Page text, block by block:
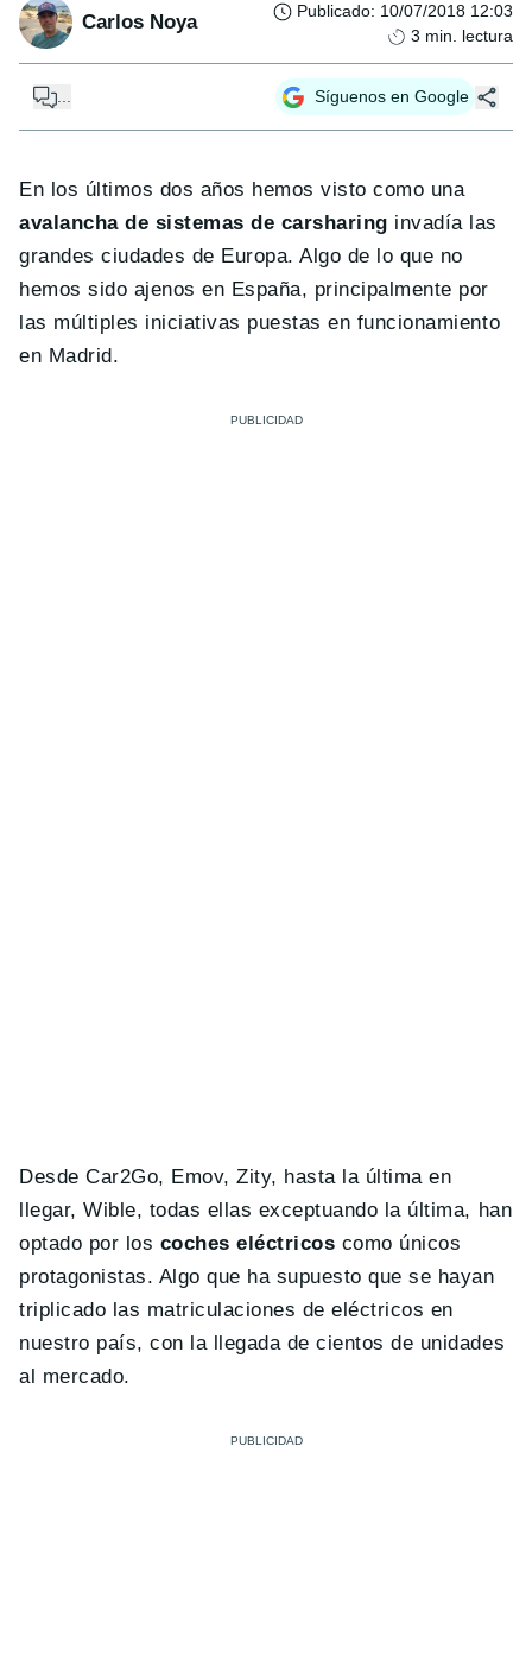
Carlos Noya Publicado: 10/07/2018 12:03
3 min. lectura
... Síguenos en Google
En los últimos dos años hemos visto como una
avalancha de sistemas de carsharing invadía las
grandes ciudades de Europa. Algo de lo que no
hemos sido ajenos en España, principalmente por
las múltiples iniciativas puestas en funcionamiento
en Madrid.
Desde Car2Go, Emov, Zity, hasta la última en
llegar, Wible, todas ellas exceptuando la última, han
optado por los coches eléctricos como únicos
protagonistas. Algo que ha supuesto que se hayan
triplicado las matriculaciones de eléctricos en
nuestro país, con la llegada de cientos de unidades
al mercado.